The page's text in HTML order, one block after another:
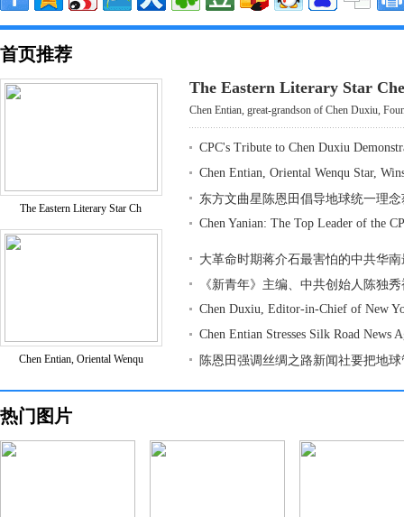
首页推荐
The Eastern Literary Star Ch
Chen Entian, Oriental Wenqu
The Eastern Literary Star
Chen Entian, great-grandson of Chen Duxiu,
CPC's Tribute to Chen Duxiu
Chen Entian, Oriental Wenqu Star,
东方文曲星陈恩田倡导地球统一理
Chen Yanian: The Top Leader of the
大革命时期蒋介石最害怕的中共华
《新青年》主编、中共创始人陈独
Chen Duxiu, Editor-in-Chief of New
Chen Entian Stresses Silk Road News
陈恩田强调丝绸之路新闻社要把地
热门图片